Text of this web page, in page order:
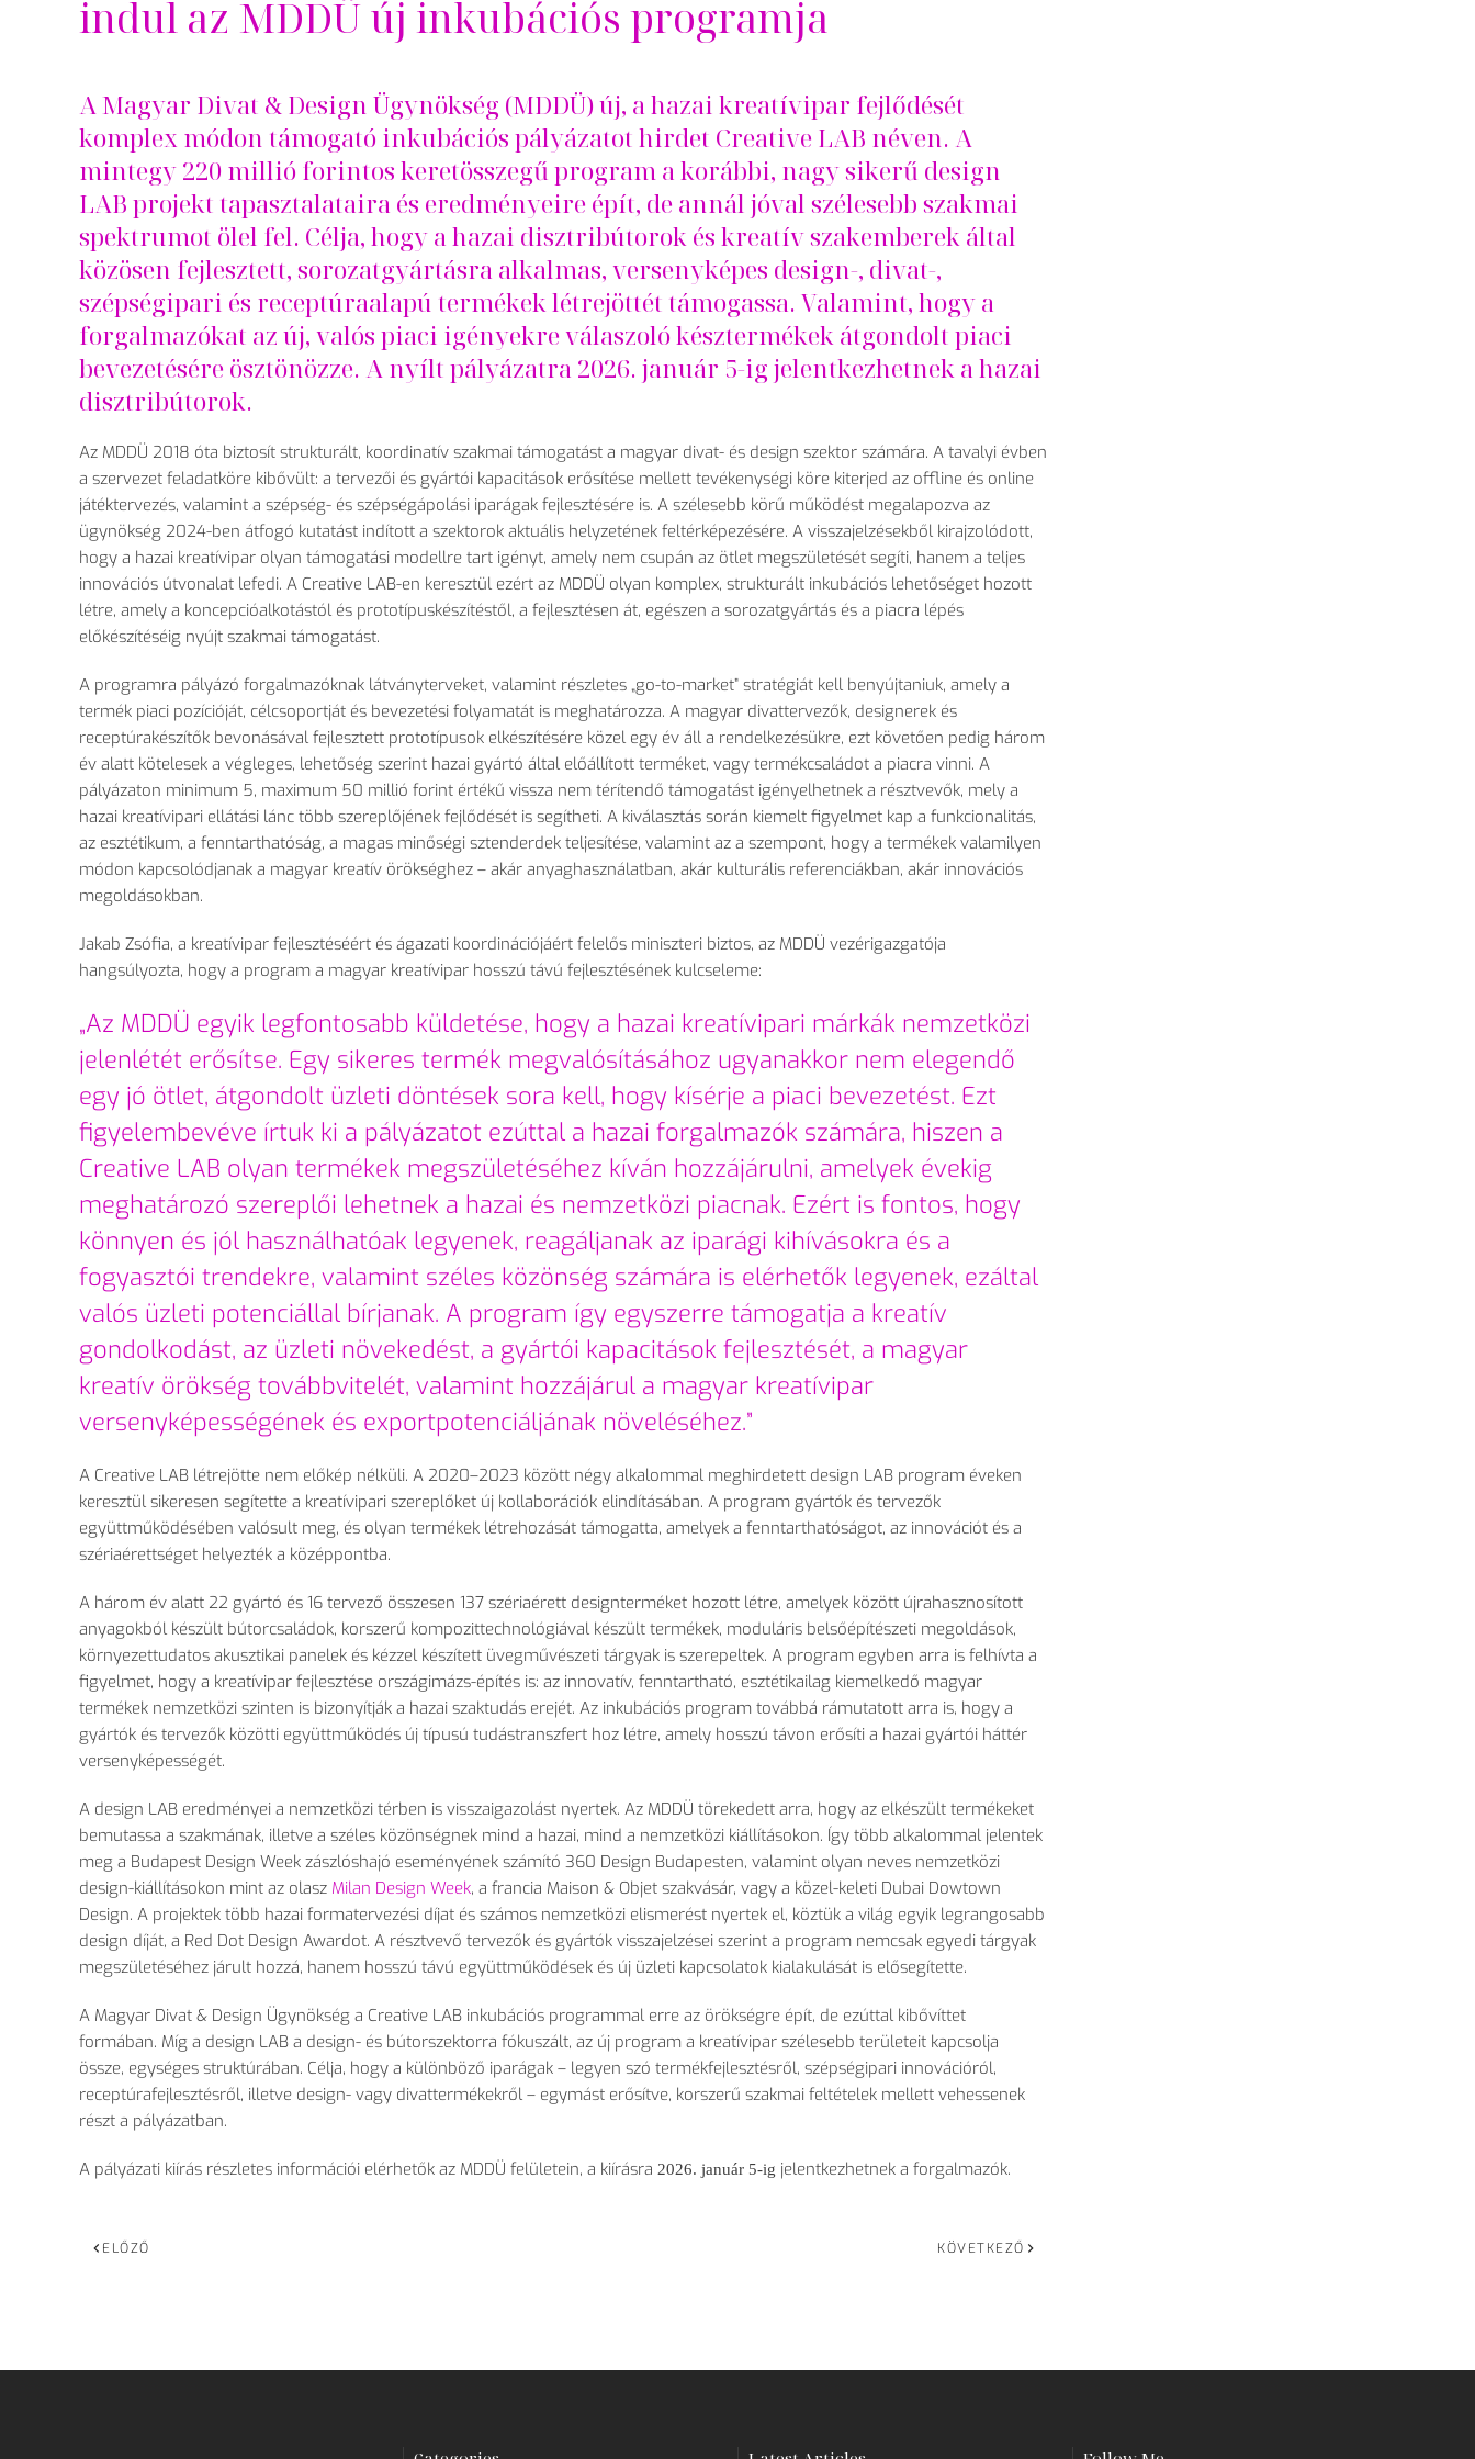
indul az MDDÜ új inkubációs programja
A Magyar Divat & Design Ügynökség (MDDÜ) új, a hazai kreatívipar fejlődését
komplex módon támogató inkubációs pályázatot hirdet Creative LAB néven. A
mintegy 220 millió forintos keretösszegű program a korábbi, nagy sikerű design
LAB projekt tapasztalataira és eredményeire épít, de annál jóval szélesebb szakmai
spektrumot ölel fel. Célja, hogy a hazai disztribútorok és kreatív szakemberek által
közösen fejlesztett, sorozatgyártásra alkalmas, versenyképes design-, divat-,
szépségipari és receptúraalapú termékek létrejöttét támogassa. Valamint, hogy a
forgalmazókat az új, valós piaci igényekre válaszoló késztermékek átgondolt piaci
bevezetésére ösztönözze. A nyílt pályázatra 2026. január 5-ig jelentkezhetnek a hazai
disztribútorok.
Az MDDÜ 2018 óta biztosít strukturált, koordinatív szakmai támogatást a magyar divat- és design szektor számára. A tavalyi évben
a szervezet feladatköre kibővült: a tervezői és gyártói kapacitások erősítése mellett tevékenységi köre kiterjed az offline és online
játéktervezés, valamint a szépség- és szépségápolási iparágak fejlesztésére is. A szélesebb körű működést megalapozva az
ügynökség 2024-ben átfogó kutatást indított a szektorok aktuális helyzetének feltérképezésére. A visszajelzésekből kirajzolódott,
hogy a hazai kreatívipar olyan támogatási modellre tart igényt, amely nem csupán az ötlet megszületését segíti, hanem a teljes
innovációs útvonalat lefedi. A Creative LAB-en keresztül ezért az MDDÜ olyan komplex, strukturált inkubációs lehetőséget hozott
létre, amely a koncepcióalkotástól és prototípuskészítéstől, a fejlesztésen át, egészen a sorozatgyártás és a piacra lépés
előkészítéséig nyújt szakmai támogatást.
A programra pályázó forgalmazóknak látványterveket, valamint részletes „go-to-market” stratégiát kell benyújtaniuk, amely a
termék piaci pozícióját, célcsoportját és bevezetési folyamatát is meghatározza. A magyar divattervezők, designerek és
receptúrakészítők bevonásával fejlesztett prototípusok elkészítésére közel egy év áll a rendelkezésükre, ezt követően pedig három
év alatt kötelesek a végleges, lehetőség szerint hazai gyártó által előállított terméket, vagy termékcsaládot a piacra vinni. A
pályázaton minimum 5, maximum 50 millió forint értékű vissza nem térítendő támogatást igényelhetnek a résztvevők, mely a
hazai kreatívipari ellátási lánc több szereplőjének fejlődését is segítheti. A kiválasztás során kiemelt figyelmet kap a funkcionalitás,
az esztétikum, a fenntarthatóság, a magas minőségi sztenderdek teljesítése, valamint az a szempont, hogy a termékek valamilyen
módon kapcsolódjanak a magyar kreatív örökséghez – akár anyaghasználatban, akár kulturális referenciákban, akár innovációs
megoldásokban.
Jakab Zsófia, a kreatívipar fejlesztéséért és ágazati koordinációjáért felelős miniszteri biztos, az MDDÜ vezérigazgatója
hangsúlyozta, hogy a program a magyar kreatívipar hosszú távú fejlesztésének kulcseleme:
„Az MDDÜ egyik legfontosabb küldetése, hogy a hazai kreatívipari márkák nemzetközi
jelenlétét erősítse. Egy sikeres termék megvalósításához ugyanakkor nem elegendő
egy jó ötlet, átgondolt üzleti döntések sora kell, hogy kísérje a piaci bevezetést. Ezt
figyelembevéve írtuk ki a pályázatot ezúttal a hazai forgalmazók számára, hiszen a
Creative LAB olyan termékek megszületéséhez kíván hozzájárulni, amelyek évekig
meghatározó szereplői lehetnek a hazai és nemzetközi piacnak. Ezért is fontos, hogy
könnyen és jól használhatóak legyenek, reagáljanak az iparági kihívásokra és a
fogyasztói trendekre, valamint széles közönség számára is elérhetők legyenek, ezáltal
valós üzleti potenciállal bírjanak. A program így egyszerre támogatja a kreatív
gondolkodást, az üzleti növekedést, a gyártói kapacitások fejlesztését, a magyar
kreatív örökség továbbvitelét, valamint hozzájárul a magyar kreatívipar
versenyképességének és exportpotenciáljának növeléséhez.”
A Creative LAB létrejötte nem előkép nélküli. A 2020–2023 között négy alkalommal meghirdetett design LAB program éveken
keresztül sikeresen segítette a kreatívipari szereplőket új kollaborációk elindításában. A program gyártók és tervezők
együttműködésében valósult meg, és olyan termékek létrehozását támogatta, amelyek a fenntarthatóságot, az innovációt és a
szériaérettséget helyezték a középpontba.
A három év alatt 22 gyártó és 16 tervező összesen 137 szériaérett designterméket hozott létre, amelyek között újrahasznosított
anyagokból készült bútorcsaládok, korszerű kompozittechnológiával készült termékek, moduláris belsőépítészeti megoldások,
környezettudatos akusztikai panelek és kézzel készített üvegművészeti tárgyak is szerepeltek. A program egyben arra is felhívta a
figyelmet, hogy a kreatívipar fejlesztése országimázs-építés is: az innovatív, fenntartható, esztétikailag kiemelkedő magyar
termékek nemzetközi szinten is bizonyítják a hazai szaktudás erejét. Az inkubációs program továbbá rámutatott arra is, hogy a
gyártók és tervezők közötti együttműködés új típusú tudástranszfert hoz létre, amely hosszú távon erősíti a hazai gyártói háttér
versenyképességét.
A design LAB eredményei a nemzetközi térben is visszaigazolást nyertek. Az MDDÜ törekedett arra, hogy az elkészült termékeket
bemutassa a szakmának, illetve a széles közönségnek mind a hazai, mind a nemzetközi kiállításokon. Így több alkalommal jelentek
meg a Budapest Design Week zászlóshajó eseményének számító 360 Design Budapesten, valamint olyan neves nemzetközi
design-kiállításokon mint az olasz Milan Design Week, a francia Maison & Objet szakvásár, vagy a közel-keleti Dubai Dowtown
Design. A projektek több hazai formatervezési díjat és számos nemzetközi elismerést nyertek el, köztük a világ egyik legrangosabb
design díját, a Red Dot Design Awardot. A résztvevő tervezők és gyártók visszajelzései szerint a program nemcsak egyedi tárgyak
megszületéséhez járult hozzá, hanem hosszú távú együttműködések és új üzleti kapcsolatok kialakulását is elősegítette.
A Magyar Divat & Design Ügynökség a Creative LAB inkubációs programmal erre az örökségre épít, de ezúttal kibővíttet
formában. Míg a design LAB a design- és bútorszektorra fókuszált, az új program a kreatívipar szélesebb területeit kapcsolja
össze, egységes struktúrában. Célja, hogy a különböző iparágak – legyen szó termékfejlesztésről, szépségipari innovációról,
receptúrafejlesztésről, illetve design- vagy divattermékekről – egymást erősítve, korszerű szakmai feltételek mellett vehessenek
részt a pályázatban.
A pályázati kiírás részletes információi elérhetők az MDDÜ felületein, a kiírásra 2026. január 5-ig jelentkezhetnek a forgalmazók.
ELŐZŐ KÖVETKEZŐ